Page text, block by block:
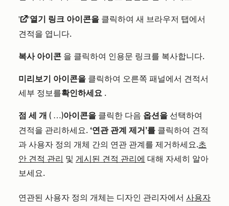
'externalLink'열기 링크 아이콘을 클릭하여 새 브라우저 탭에서
견적을 엽니다.
복사 아이콘 을 클릭하여 인용문 링크를 복사합니다.
미리보기 아이콘을 클릭하여 오른쪽 패널에서 견적서
세부 정보를확인하세요 .
점 세 개 ( …)아이콘을 클릭한 다음 옵션을 선택하여
견적을 관리하세요. ‘연관 관계 제거’를 클릭하여 견적
과 사용자 정의 개체 간의 연관 관계를 제거하세요.초
안 견적 관리 및 게시된 견적 관리에 대해 자세히 알아
보세요.
연관된 사용자 정의 개체는 디자인 관리자에서 사용자